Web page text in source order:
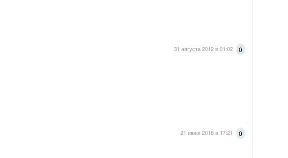
0
31 августа 2012 в 01:02
0
21 июня 2018 в 17:21